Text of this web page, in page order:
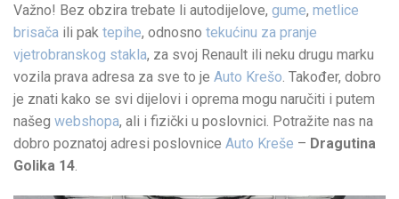
Važno! Bez obzira trebate li autodijelove, gume, metlice
brisača ili pak tepihe, odnosno tekućinu za pranje
vjetrobranskog stakla, za svoj Renault ili neku drugu marku
vozila prava adresa za sve to je Auto Krešo. Također, dobro
je znati kako se svi dijelovi i oprema mogu naručiti i putem
našeg webshopa, ali i fizički u poslovnici. Potražite nas na
dobro poznatoj adresi poslovnice Auto Kreše – Dragutina
Golika 14.